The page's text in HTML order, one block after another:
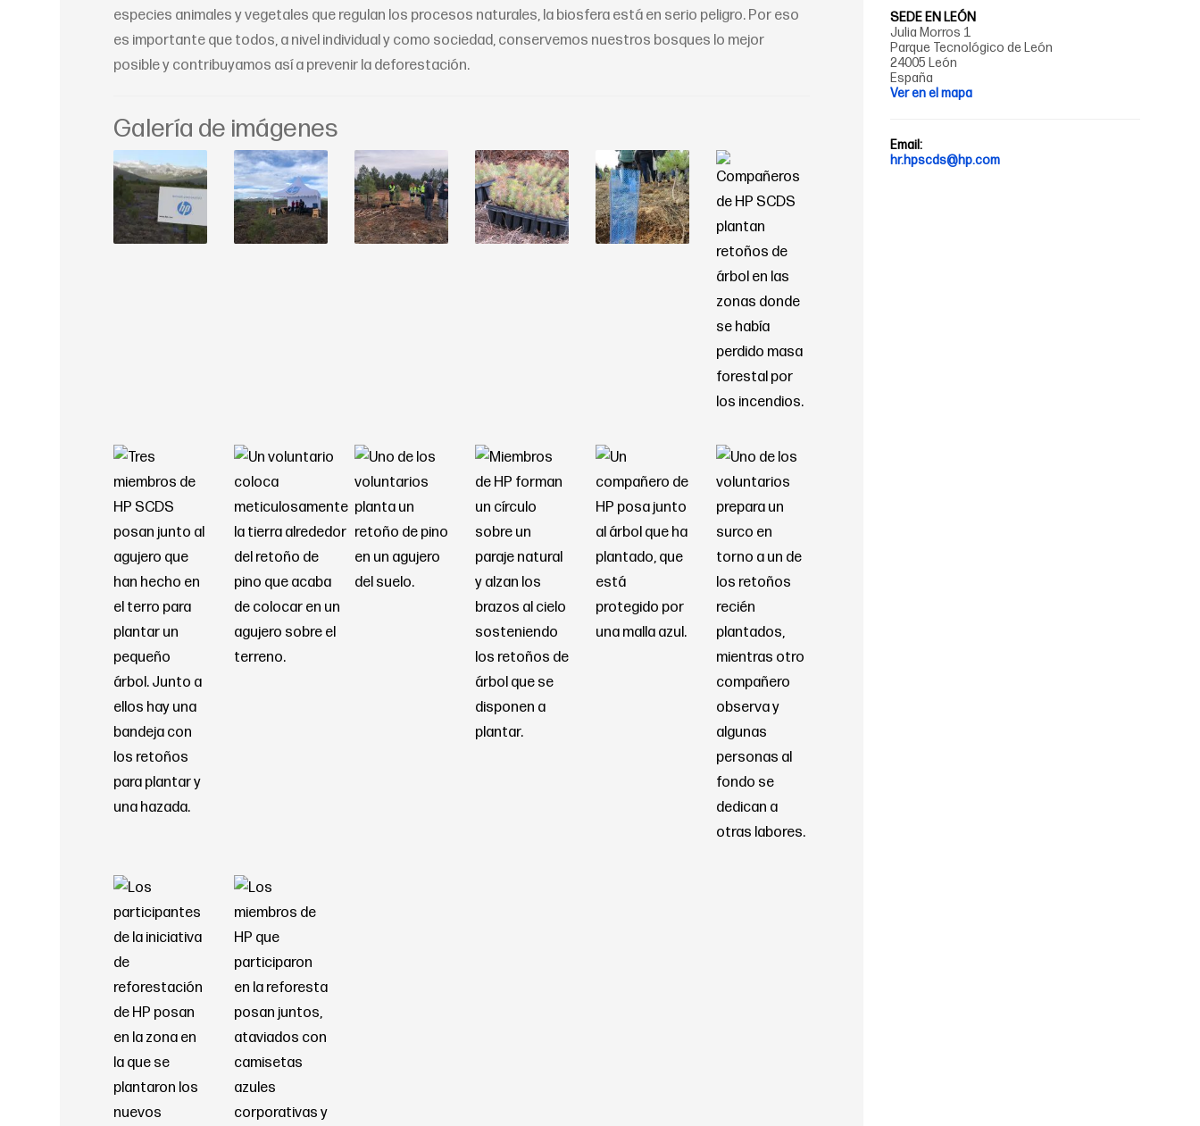
especies animales y vegetales que regulan los procesos naturales, la biosfera está en serio peligro. Por eso
es importante que todos, a nivel individual y como sociedad, conservemos nuestros bosques lo mejor
posible y contribuyamos así a prevenir la deforestación.
Galería de imágenes
SEDE EN LEÓN
Julia Morros 1
Parque Tecnológico de León
24005 León
España
Ver en el mapa
Email:
hr.hpscds@hp.com